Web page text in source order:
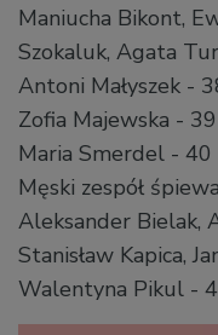
Maniucha Bikont,
Szokaluk, Agata
Antoni Małyszek -
Zofia Majewska - 39
Maria Smerdel - 40
Męski zespół
Aleksander Bielak,
Stanisław Kapica,
Walentyna Pikul -